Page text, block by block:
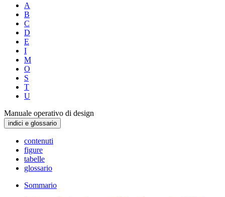
A
B
C
D
E
I
M
O
S
T
U
Manuale operativo di design
indici e glossario
contenuti
figure
tabelle
glossario
Sommario